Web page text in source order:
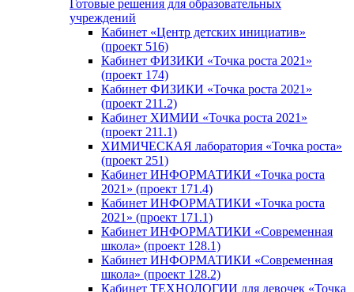
Готовые решения для образовательных
учреждений
Кабинет «Центр детских инициатив»
(проект 516)
Кабинет ФИЗИКИ «Точка роста 2021»
(проект 174)
Кабинет ФИЗИКИ «Точка роста 2021»
(проект 211.2)
Кабинет ХИМИИ «Точка роста 2021»
(проект 211.1)
ХИМИЧЕСКАЯ лаборатория «Точка роста»
(проект 251)
Кабинет ИНФОРМАТИКИ «Точка роста
2021» (проект 171.4)
Кабинет ИНФОРМАТИКИ «Точка роста
2021» (проект 171.1)
Кабинет ИНФОРМАТИКИ «Современная
школа» (проект 128.1)
Кабинет ИНФОРМАТИКИ «Современная
школа» (проект 128.2)
Кабинет ТЕХНОЛОГИИ для девочек «Точка